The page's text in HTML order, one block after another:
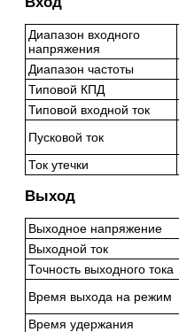
Диапазон входного
напряжения
Диапазон частоты
Типовой КПД
Типовой входной ток
Пусковой ток
Ток утечки
Выход
Выходное напряжение
Выходной ток
Точность выходного тока
Время выхода на режим
Время удержания